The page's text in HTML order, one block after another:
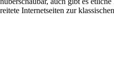
Internetseiten zur